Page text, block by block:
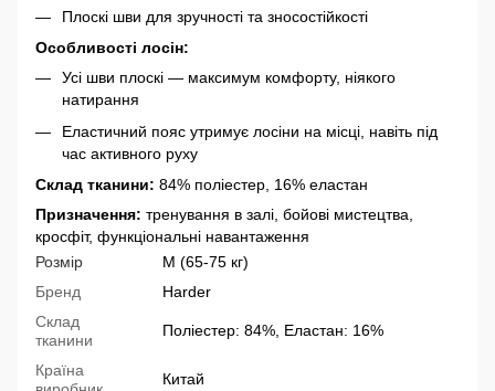
Плоскі шви для зручності та зносостійкості
Особливості лосін:
Усі шви плоскі — максимум комфорту, ніякого
натирання
Еластичний пояс утримує лосіни на місці, навіть під
час активного руху
Склад тканини: 84% поліестер, 16% еластан
Призначення: тренування в залі, бойові мистецтва,
кросфіт, функціональні навантаження
Розмір
M (65-75 кг)
Бренд
Harder
Склад
тканини
Поліестер: 84%, Еластан: 16%
Країна
Китай